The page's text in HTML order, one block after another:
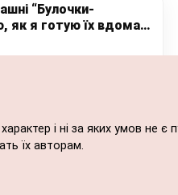
“Булочки-
як я готую їх вдома
неймовірно
чаю
і ні за яких умов не
їх авторам.